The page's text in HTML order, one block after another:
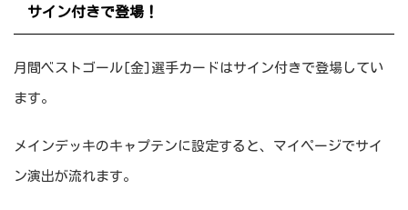
サイン付きで登場！
月間ベストゴール[金]選手カードはサイン付きで登場してい
ます。
メインデッキのキャプテンに設定すると、マイページでサイ
ン演出が流れます。